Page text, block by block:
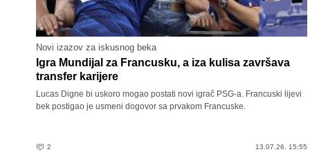
Novi izazov za iskusnog beka
Igra Mundijal za Francusku, a iza kulisa završava
transfer karijere
Lucas Digne bi uskoro mogao postati novi igrač PSG-a. Francuski lijevi
bek postigao je usmeni dogovor sa prvakom Francuske.
2 13.07.26. 15:55